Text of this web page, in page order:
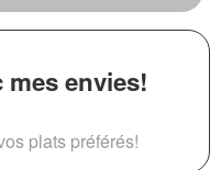
mes envies!
plats préférés!